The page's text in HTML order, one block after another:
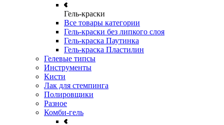
Гель-краски
Все товары категории
Гель-краски без липкого слоя
Гель-краска Паутинка
Гель-краска Пластилин
Гелевые типсы
Инструменты
Кисти
Лак для стемпинга
Полировщики
Разное
Комби-гель